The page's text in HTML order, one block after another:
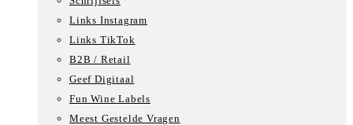
Links Instagram
Links TikTok
B2B / Retail
Geef Digitaal
Fun Wine Labels
Meest Gestelde Vragen